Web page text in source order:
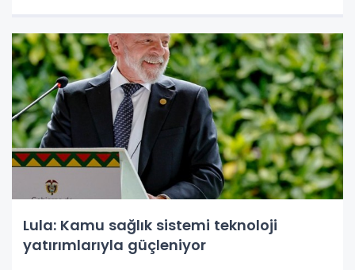
Lula: Kamu sağlık sistemi teknoloji
yatırımlarıyla güçleniyor